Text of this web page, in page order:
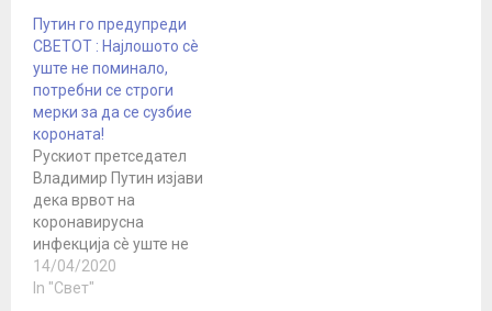
поголем број граѓани со
цел да се намалат
ризиците од ширење на
болеста. - Руската
економија, и…
Путин го предупреди
СВЕТОТ : Најлошото сè
уште не поминало,
потребни се строги
мерки за да се сузбие
короната!
Рускиот претседател
Владимир Путин изјави
дека врвот на
коронавирусна
инфекција сè уште не
поминал и дека само со
консолидирање на
14/04/2020
In "Свет"